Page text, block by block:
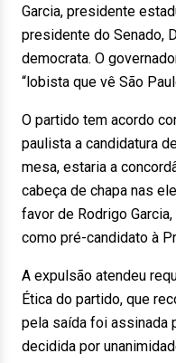
Garcia, presidente
presidente do Senado,
democrata. O
“lobista que vê São
O partido tem acordo
paulista a candidatura
mesa, estaria a
cabeça de chapa nas
favor de Rodrigo
como pré-candidato à
A expulsão atendeu
Ética do partido, que
pela saída foi assinada
decidida por